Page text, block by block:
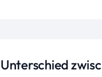
Unterschied